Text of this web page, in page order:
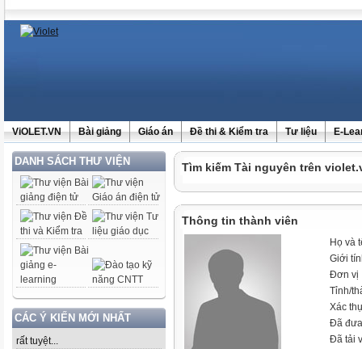
ViOLET.VN Bài giảng Giáo án Đề thi & Kiểm tra Tư liệu E-
DANH SÁCH THƯ VIỆN
CÁC Ý KIẾN MỚI NHẤT
rất tuyệt...
Tìm kiếm Tài nguyên trên
Thông tin thành viên
Họ và
Giới
Đơn vị
Tỉnh/
Xác
Đã
Đã tải